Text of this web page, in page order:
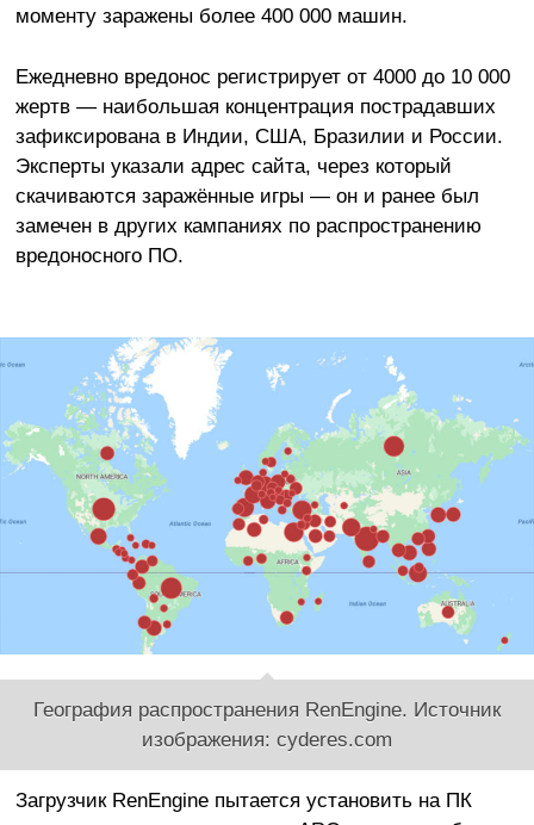
моменту заражены более 400 000 машин.
Ежедневно вредонос регистрирует от 4000 до 10 000
жертв — наибольшая концентрация пострадавших
зафиксирована в Индии, США, Бразилии и России.
Эксперты указали адрес сайта, через который
скачиваются заражённые игры — он и ранее был
замечен в других кампаниях по распространению
вредоносного ПО.
География распространения RenEngine. Источник
изображения: cyderes.com
Загрузчик RenEngine пытается установить на ПК